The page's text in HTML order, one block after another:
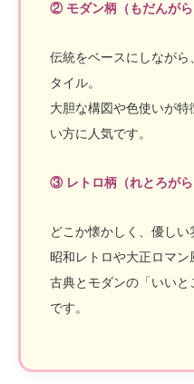
② モダン柄（もだんがら
伝統をベースにしなが
タイル。
大胆な構図や色使いが
い方に人気です。
③ レトロ柄（れとろがら
どこか懐かしく、優しい
昭和レトロや大正ロマン
古典とモダンの「いい
です。